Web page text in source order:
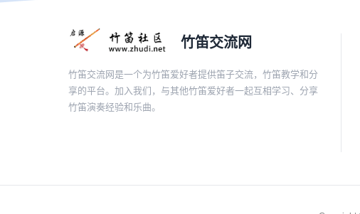
竹笛交流网
竹笛交流网是一个为竹笛爱好者提供笛子交流，竹笛教学和分
享的平台。加入我们，与其他竹笛爱好者一起互相学习、分享
竹笛演奏经验和乐曲。